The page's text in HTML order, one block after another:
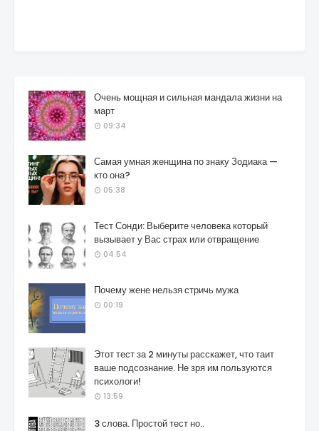
Очень мощная и сильная мандала жизни на
март
09:34
Самая умная женщина по знаку Зодиака —
кто она?
05:38
Тест Сонди: Выберите человека который
вызывает у Вас страх или отвращение
04:54
Почему жене нельзя стричь мужа
00:19
Этот тест за 2 минуты расскажет, что таит
ваше подсознание. Не зря им пользуются
психологи!
13:59
3 слова. Простой тест но..